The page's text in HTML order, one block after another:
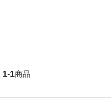
1-1商品